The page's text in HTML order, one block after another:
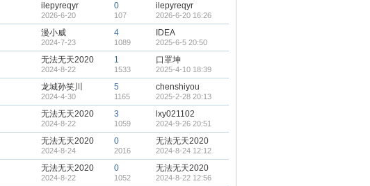
ilepyreqyr
2026-6-20
0
107
ilepyreqyr
2026-6-20 16:26
漫小威
2024-7-23
4
1089
IDEA
2025-6-5 20:50
无法无天2020
2024-8-22
1
1533
口罩坤
2025-4-10 18:39
龙城孙笑川
2024-4-30
5
1165
chenshiyou
2025-2-28 20:13
无法无天2020
2024-8-22
3
1059
lxy021102
2024-9-26 20:51
无法无天2020
2024-8-24
0
2016
无法无天2020
2024-8-24 12:12
无法无天2020
2024-8-22
0
1052
无法无天2020
2024-8-22 12:56